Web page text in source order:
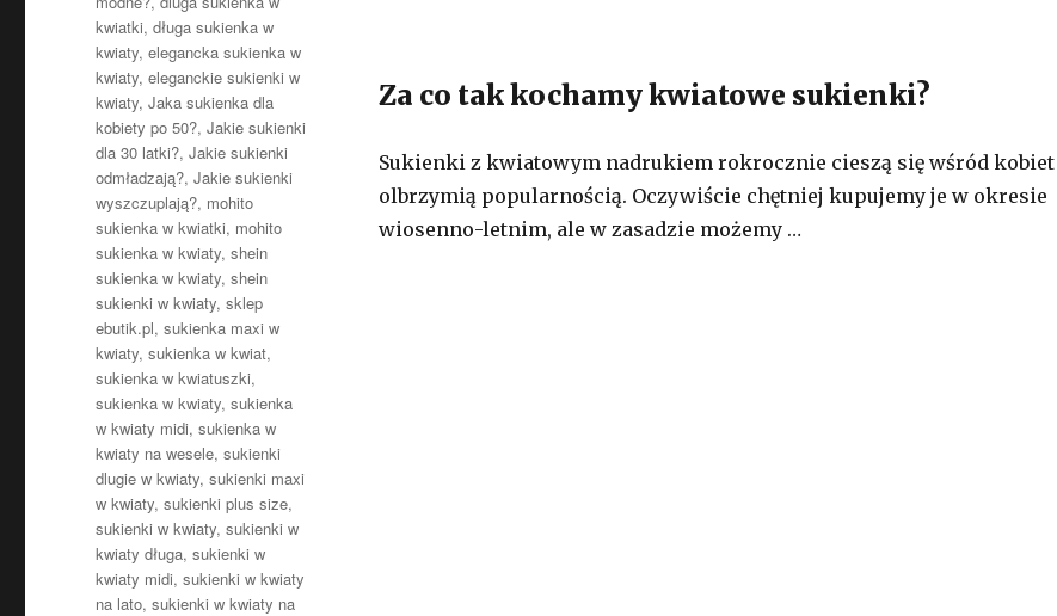
Za co tak kochamy kwiatowe sukienki?
Sukienki z kwiatowym nadrukiem rokrocznie cieszą się wśród kobiet
olbrzymią popularnością. Oczywiście chętniej kupujemy je w okresie
wiosenno-letnim, ale w zasadzie możemy …
kwiatki,długa sukienka w
kwiaty,elegancka sukienka w
kwiaty,eleganckie sukienki w
kwiaty,Jaka sukienka dla
kobiety po 50?,Jakie sukienki
dla 30 latki?,Jakie sukienki
odmładzają?,Jakie sukienki
wyszczuplają?, mohito
sukienka w kwiatki, mohito
sukienka w kwiaty,shein
sukienka w kwiaty,shein
sukienki w kwiaty,sklep
ebutik.pl,sukienka maxi w
kwiaty,sukienka w kwiat,
sukienka w kwiatuszki,
sukienka w kwiaty,sukienka
w kwiaty midi,sukienka w
kwiaty na wesele,sukienki
dlugie w kwiaty,sukienki maxi
w kwiaty,sukienki plus size,
sukienki w kwiaty,sukienki w
kwiaty długa,sukienki w
kwiaty midi,sukienki w kwiaty
na lato,sukienki w kwiaty na